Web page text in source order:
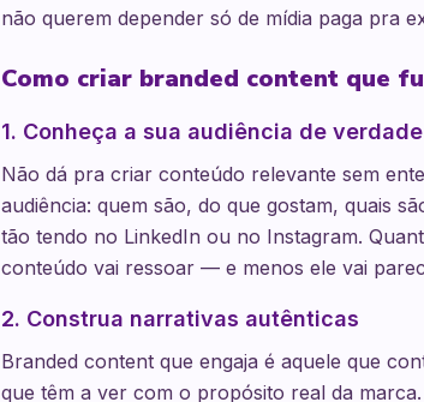
não querem depender só de mídia paga pra
Como criar branded content que
1. Conheça a sua audiência de verdade
Não dá pra criar conteúdo relevante sem
audiência: quem são, do que gostam, quais
tão tendo no LinkedIn ou no Instagram.
conteúdo vai ressoar — e menos ele vai
2. Construa narrativas autênticas
Branded content que engaja é aquele que
que têm a ver com o propósito real da